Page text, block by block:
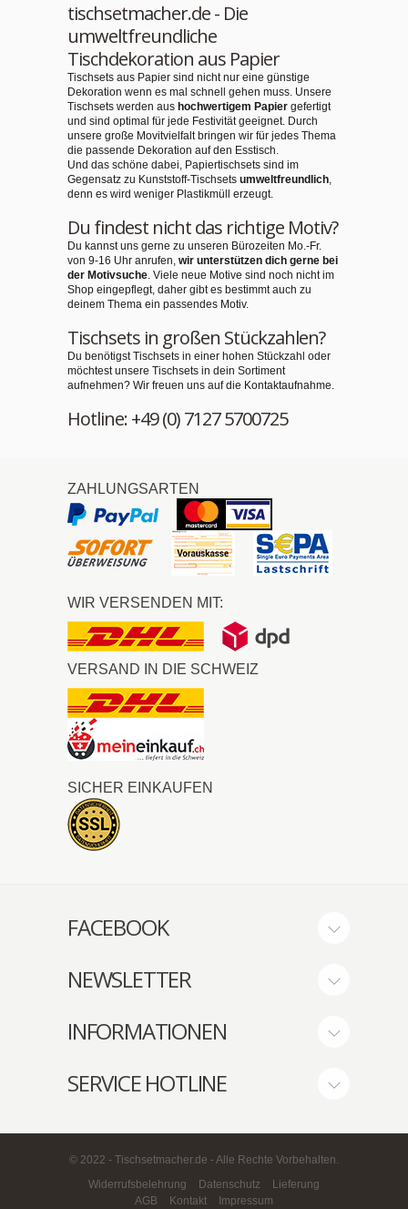
tischsetmacher.de - Die
umweltfreundliche
Tischdekoration aus Papier
Tischsets aus Papier sind nicht nur eine günstige
Dekoration wenn es mal schnell gehen muss. Unsere
Tischsets werden aus hochwertigem Papier gefertigt
und sind optimal für jede Festivität geeignet. Durch
unsere große Movitvielfalt bringen wir für jedes Thema
die passende Dekoration auf den Esstisch.
Und das schöne dabei, Papiertischsets sind im
Gegensatz zu Kunststoff-Tischsets umweltfreundlich,
denn es wird weniger Plastikmüll erzeugt.
Du findest nicht das richtige Motiv?
Du kannst uns gerne zu unseren Bürozeiten Mo.-Fr.
von 9-16 Uhr anrufen, wir unterstützen dich gerne bei
der Motivsuche. Viele neue Motive sind noch nicht im
Shop eingepflegt, daher gibt es bestimmt auch zu
deinem Thema ein passendes Motiv.
Tischsets in großen Stückzahlen?
Du benötigst Tischsets in einer hohen Stückzahl oder
möchtest unsere Tischsets in dein Sortiment
aufnehmen? Wir freuen uns auf die Kontaktaufnahme.
Hotline: +49 (0) 7127 5700725
ZAHLUNGSARTEN
WIR VERSENDEN MIT:
VERSAND IN DIE SCHWEIZ
SICHER EINKAUFEN
FACEBOOK
NEWSLETTER
INFORMATIONEN
SERVICE HOTLINE
© 2022 - Tischsetmacher.de - Alle Rechte Vorbehalten.
Widerrufsbelehrung
Datenschutz
Lieferung
AGB
Kontakt Impressum